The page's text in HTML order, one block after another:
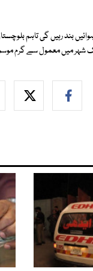
بند رہیں گی تاہم